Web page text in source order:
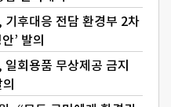
기후대응 전담 환경부 2차
’ 발의
회용품 무상제공 금지